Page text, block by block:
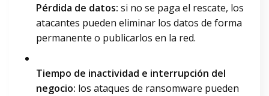
Pérdida de datos: si no se paga el rescate, los
atacantes pueden eliminar los datos de forma
permanente o publicarlos en la red.
Tiempo de inactividad e interrupción del
negocio: los ataques de ransomware pueden